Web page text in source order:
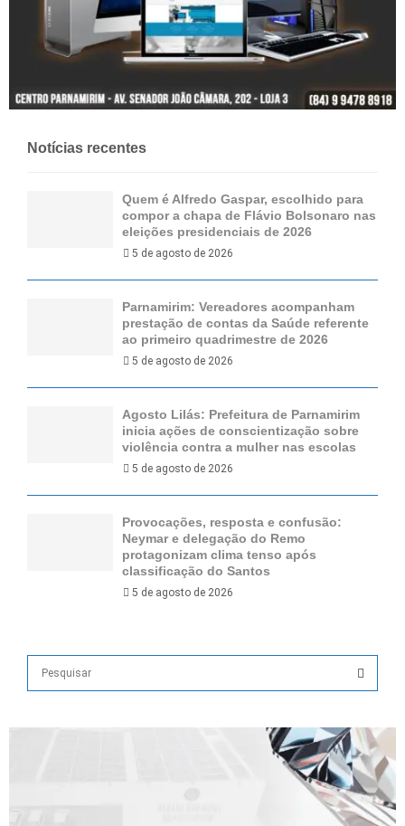
Notícias recentes
Quem é Alfredo Gaspar, escolhido para
compor a chapa de Flávio Bolsonaro nas
eleições presidenciais de 2026
5 de agosto de 2026
Parnamirim: Vereadores acompanham
prestação de contas da Saúde referente
ao primeiro quadrimestre de 2026
5 de agosto de 2026
Agosto Lilás: Prefeitura de Parnamirim
inicia ações de conscientização sobre
violência contra a mulher nas escolas
5 de agosto de 2026
Provocações, resposta e confusão:
Neymar e delegação do Remo
protagonizam clima tenso após
classificação do Santos
5 de agosto de 2026
E
A
R